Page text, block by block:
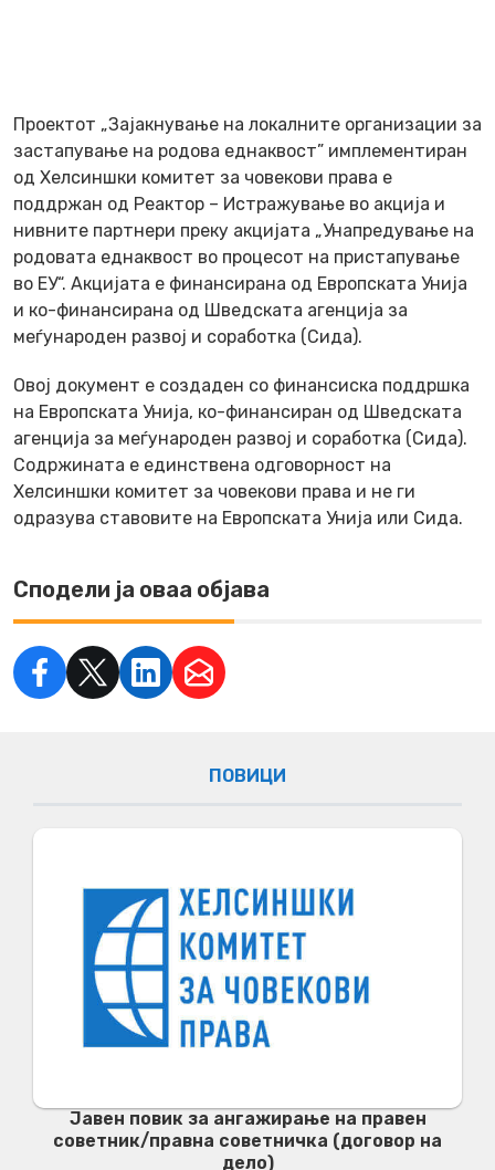
Проектот „Зајакнување на локалните организации за
застапување на родова еднаквост” имплементиран
од Хелсиншки комитет за човекови права е
поддржан од Реактор – Истражување во акција и
нивните партнери преку акцијата „Унапредување на
родовата еднаквост во процесот на пристапување
во ЕУ“. Акцијата е финансирана од Европската Унија
и ко-финансирана од Шведската агенција за
меѓународен развој и соработка (Сида).
Овој документ е создаден со финансиска поддршка
на Европската Унија, ко-финансиран од Шведската
агенција за меѓународен развој и соработка (Сида).
Содржината е единствена одговорност на
Хелсиншки комитет за човекови права и не ги
одразува ставовите на Европската Унија или Сида.
Сподели ја оваа објава
ПОВИЦИ
Јавен повик за ангажирање на правен
советник/правна советничка (договор на
дело)